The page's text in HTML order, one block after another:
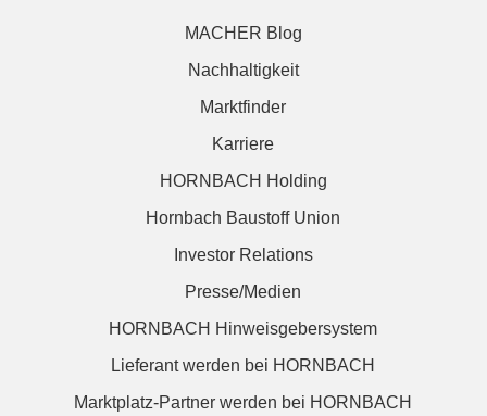
MACHER Blog
Nachhaltigkeit
Marktfinder
Karriere
HORNBACH Holding
Hornbach Baustoff Union
Investor Relations
Presse/Medien
HORNBACH Hinweisgebersystem
Lieferant werden bei HORNBACH
Marktplatz-Partner werden bei HORNBACH